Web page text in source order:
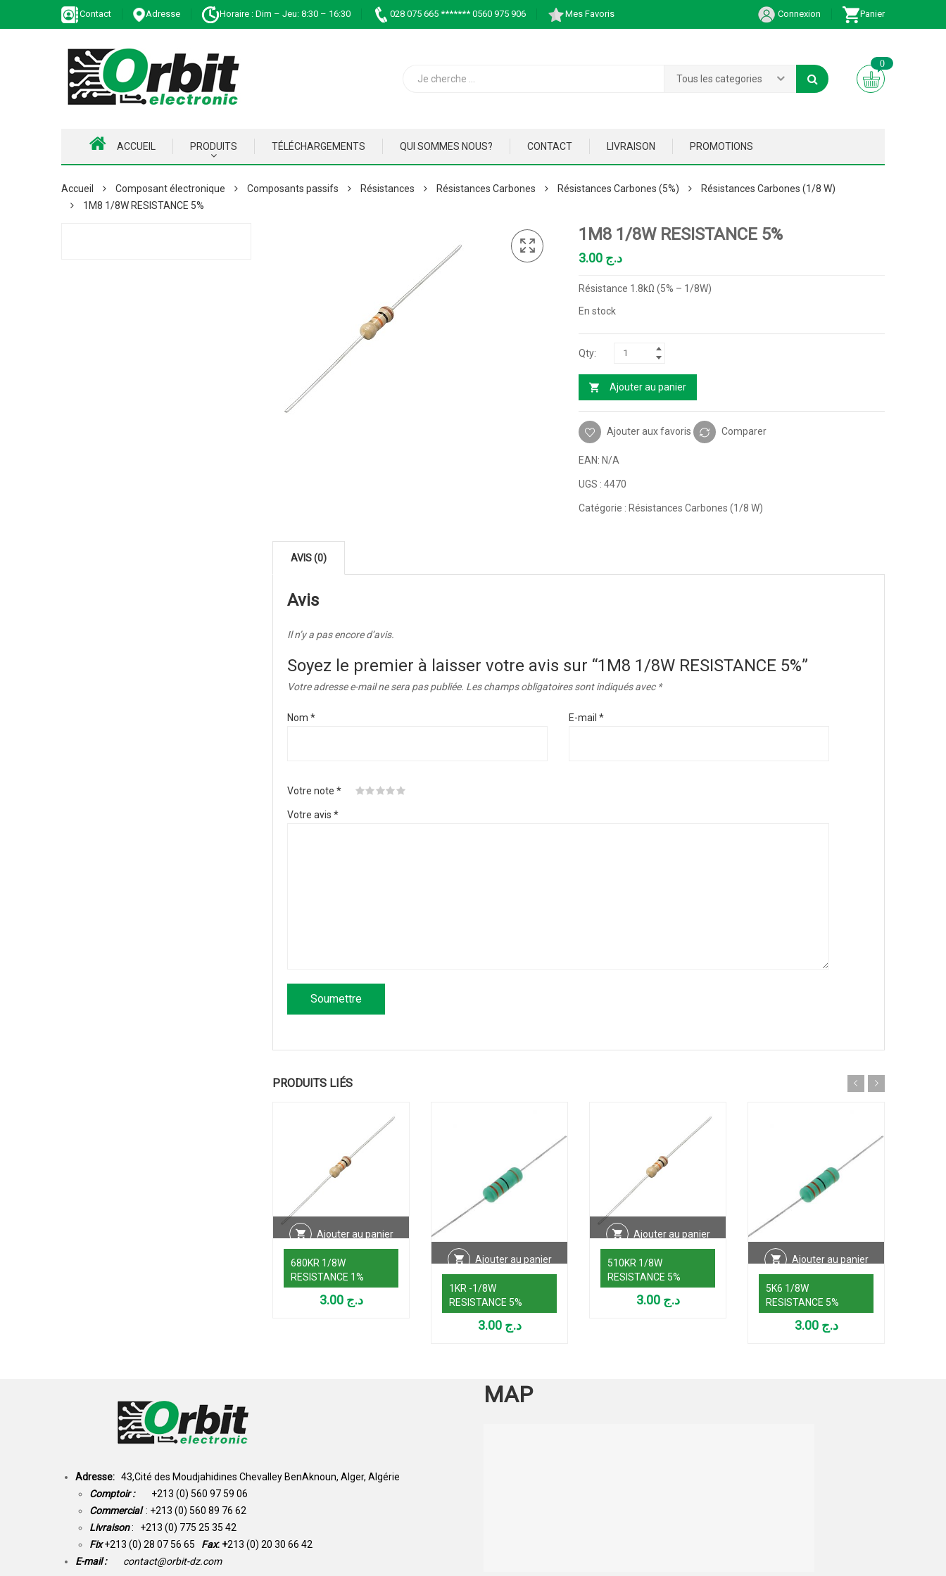
Contact Adresse Horaire : Dim – Jeu: 8:30 – 16:30 028 075 665 ******* 0560 975 906 Mes Favoris Connexion Panier
Tous les categories
0
ACCUEIL PRODUITS TÉLÉCHARGEMENTS QUI SOMMES NOUS? CONTACT LIVRAISON PROMOTIONS
Accueil Composant électronique Composants passifs Résistances Résistances Carbones Résistances Carbones (5%)
Résistances Carbones (1/8 W)
1M8 1/8W RESISTANCE 5%
1M8 1/8W RESISTANCE 5%
د.ج
Résistance 1.8kΩ (5% – 1/8W)
En stock
Ajouter au panier
Ajouter aux favoris Comparer
EAN: N/A
UGS : 4470
Catégorie : Résistances Carbones (1/8 W)
AVIS (0)
Avis
Il n’y a pas encore d’avis.
Soyez le premier à laisser votre avis sur “1M8 1/8W RESISTANCE 5%”
Votre adresse e-mail ne sera pas publiée. Les champs obligatoires sont indiqués avec *
Nom * E-mail *
Votre note *
Votre avis *
PRODUITS LIÉS
Ajouter au panier
680KR 1/8W
RESISTANCE 1%
د.ج 3.00
Ajouter au panier
1KR -1/8W
RESISTANCE 5%
د.ج 3.00
Ajouter au panier
510KR 1/8W
RESISTANCE 5%
د.ج 3.00
Ajouter au panier
5K6 1/8W
RESISTANCE 5%
د.ج 3.00
Adresse: 43,Cité des Moudjahidines Chevalley BenAknoun, Alger, Algérie
Comptoir : +213 (0) 560 97 59 06
Commercial : +213 (0) 560 89 76 62
Livraison: +213 (0) 775 25 35 42
Fix +213 (0) 28 07 56 65 Fax: +213 (0) 20 30 66 42
E-mail :
contact@orbit-dz.com
MAP